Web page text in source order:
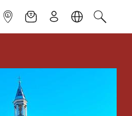
POINT INFONEWSLETTER
S'INSCRIRELANGUE